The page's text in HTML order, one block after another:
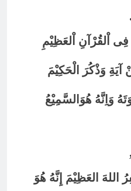
اْلقُرْآنِ اْلعَظِيْمِ
آيَةِ وَذْكُرَ الْحَكِيْمَ
وَاِنَّهُ هُوَالسَّمِيْعُ
اللهَ العَظِيْمَ إِنَّهُ هُوَ